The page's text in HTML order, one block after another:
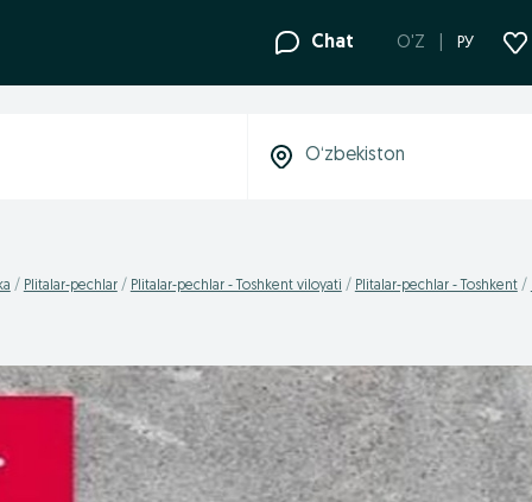
Chat O'Z РУ
Plitalar-pechlar Plitalar-pechlar - Toshkent viloyati Plitalar-pechlar - Toshkent